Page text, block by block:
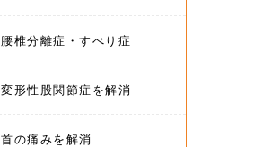
腰椎分離症・すべり症
変形性股関節症を解消
首の痛みを解消